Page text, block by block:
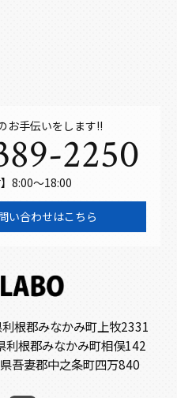
お手伝いをします!!
2250
】8:00～18:00
い合わせはこちら
根郡みなかみ町上牧2331
根郡みなかみ町相俣142
吾妻郡中之条町四万840